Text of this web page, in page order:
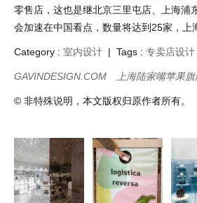
零售店，这也是继北京三里屯店、上海浦
会加速在中国看点，数量将达到25家，上
Category : 室内设计 | Tags : 专卖店设计
GAVINDESIGN.COM 上海陆家嘴苹果
© 非特殊说明，本文版权归原作者所有。